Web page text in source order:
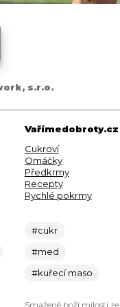
s.r.o.
Vařímedobroty.cz
Cukroví
Omáčky
Předkrmy
Recepty
Rychlé pokrmy
#cukr
#med
#kuřecí maso
Smažené boží milosti ze